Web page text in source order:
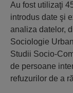
Au fost utilizaţi
introdus date şi
analiza datelor,
Sociologie
Studii Socio-
de persoane
refuzurilor de a